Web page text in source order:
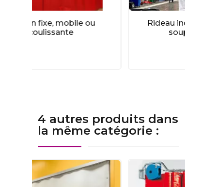
Rideau industriel et rideau
4 autres produits dans
la même catégorie :